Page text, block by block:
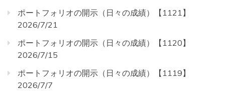
ポートフォリオの開示（日々の成績）【1121】
2026/7/21
ポートフォリオの開示（日々の成績）【1120】
2026/7/15
ポートフォリオの開示（日々の成績）【1119】
2026/7/7